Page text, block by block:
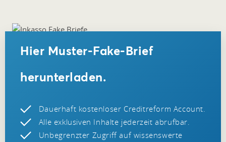
Hier Muster-Fake-Brief
herunterladen.
Dauerhaft kostenloser Creditreform Account.
Alle exklusiven Inhalte jederzeit abrufbar.
Unbegrenzter Zugriff auf wissenswerte